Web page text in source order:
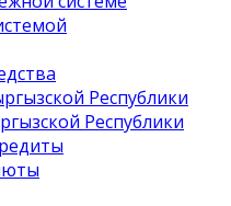
Республики
Республики